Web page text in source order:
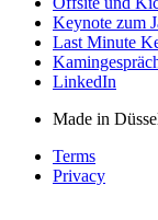
Keynote zum
Last Minute
LinkedIn
Made in
Terms
Privacy